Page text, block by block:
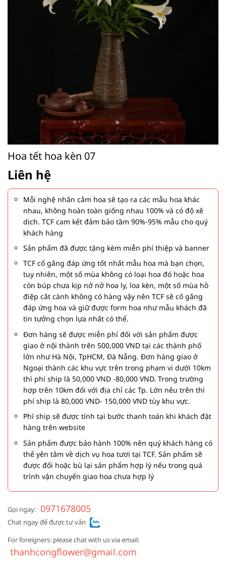
Hoa tết hoa kèn 07
Liên hệ
Mỗi nghệ nhân cắm hoa sẽ tạo ra các mẫu hoa khác
nhau, không hoàn toàn giống nhau 100% và có độ xê
dịch. TCF cam kết đảm bảo tầm 90%-95% mẫu cho quý
khách hàng
Sản phẩm đã được tặng kèm miễn phí thiệp và banner
TCF cố gắng đáp ứng tốt nhất mẫu hoa mà bạn chọn,
tuy nhiên, một số mùa không có loại hoa đó hoặc hoa
còn búp chưa kịp nở nở hoa ly, loa kèn, một số mùa hồ
điệp cắt cành không có hàng vậy nên TCF sẽ cố gắng
đáp ứng hoa và giữ được form hoa như mẫu khách đã
tin tưởng chọn lựa nhất có thể.
Đơn hàng sẽ được miễn phí đối với sản phẩm được
giao ở nội thành trên 500,000 VND tại các thành phố
lớn như Hà Nội, TpHCM, Đà Nẵng. Đơn hàng giao ở
Ngoại thành các khu vực trên trong phạm vi dưới 10km
thì phí ship là 50,000 VND -80,000 VND. Trong trường
hợp trên 10km đối với địa chỉ các Tp. Lớn nêu trên thì
phí ship là 80,000 VND- 150,000 VND tùy khu vực.
Phí ship sẽ được tính tại bước thanh toán khi khách đặt
hàng trên website
Sản phẩm được bảo hành 100% nên quý khách hàng có
thể yên tâm về dịch vụ hoa tươi tại TCF. Sản phẩm sẽ
được đổi hoặc bù lại sản phẩm hợp lý nếu trong quá
trình vận chuyển giao hoa chưa hợp lý
Gọi ngay: 0971678005
Chat ngay để được tư vấn
For foreigners: please chat with us via email:
thanhcongflower@gmail.com